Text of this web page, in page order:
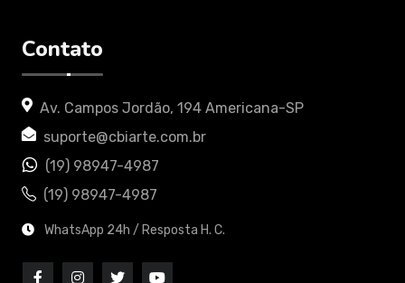
Contato
Av. Campos Jordão, 194 Americana-SP
suporte@cbiarte.com.br
(19) 98947-4987
(19) 98947-4987
WhatsApp 24h / Resposta H. C.